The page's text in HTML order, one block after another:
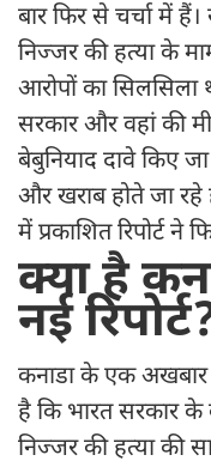
बार फिर से चर्चा में
निज्जर की हत्या के
आरोपों का सिलसिला
सरकार और वहां की
बेबुनियाद दावे किए
और खराब होते जा
में प्रकाशित रिपोर्ट ने
क्या है
नई
कनाडा के एक अखबार
है कि भारत सरकार के
निज्जर की हत्या की